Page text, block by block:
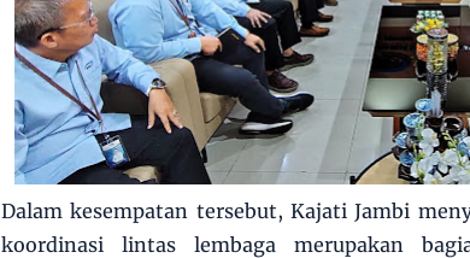
Dalam kesempatan tersebut, Kajati Jambi
koordinasi lintas lembaga merupakan